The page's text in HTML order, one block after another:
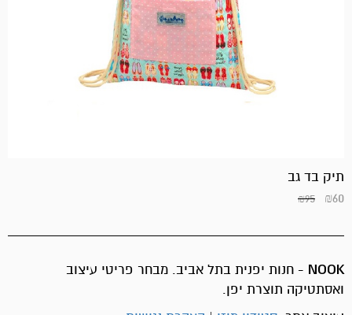
תיק בד גב
₪95 ₪60
NOOK - חנות יפנית בתל אביב. מבחר פריטי עיצוב
ואסתטיקה תוצרת יפן.